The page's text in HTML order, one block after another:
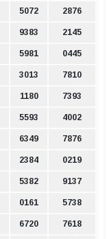
5072 2876
9383 2145
5981 0445
3013 7810
1180 7393
5593 4002
6349 7876
2384 0219
5382 9137
0161 5738
6720 7618